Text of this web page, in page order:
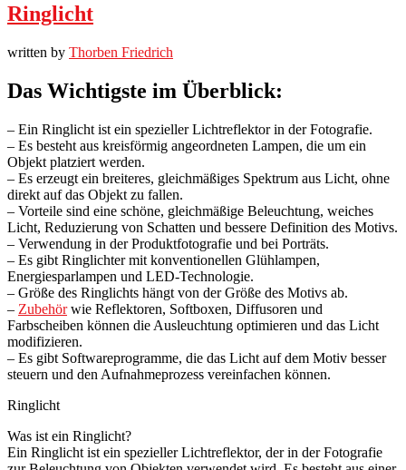
Ringlicht
written by Thorben Friedrich
Das Wichtigste im Überblick:
– Ein Ringlicht ist ein spezieller Lichtreflektor in der Fotografie.
– Es besteht aus kreisförmig angeordneten Lampen, die um ein
Objekt platziert werden.
– Es erzeugt ein breiteres, gleichmäßiges Spektrum aus Licht, ohne
direkt auf das Objekt zu fallen.
– Vorteile sind eine schöne, gleichmäßige Beleuchtung, weiches
Licht, Reduzierung von Schatten und bessere Definition des Motivs.
– Verwendung in der Produktfotografie und bei Porträts.
– Es gibt Ringlichter mit konventionellen Glühlampen,
Energiesparlampen und LED-Technologie.
– Größe des Ringlichts hängt von der Größe des Motivs ab.
– Zubehörwie Reflektoren, Softboxen, Diffusoren und
Farbscheiben können die Ausleuchtung optimieren und das Licht
modifizieren.
– Es gibt Softwareprogramme, die das Licht auf dem Motiv besser
steuern und den Aufnahmeprozess vereinfachen können.
Ringlicht
Was ist ein Ringlicht?
Ein Ringlicht ist ein spezieller Lichtreflektor, der in der Fotografie